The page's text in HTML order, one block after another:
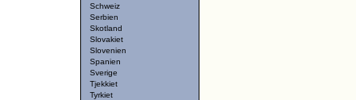
Schweiz
Serbien
Skotland
Slovakiet
Slovenien
Spanien
Sverige
Tjekkiet
Tyrkiet